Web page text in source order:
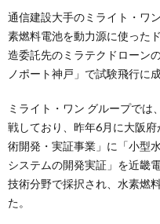
通信建設大手のミライト・ワ
素燃料電池を動力源に使った
造委託先のミラテクドローン
ノポート神戸」で試験飛行に
ミライト・ワン グループで
戦しており、昨年6月に大阪
術開発・実証事業」に「小型
システムの開発実証」を近畿
技術分野で採択され、水素燃
た。